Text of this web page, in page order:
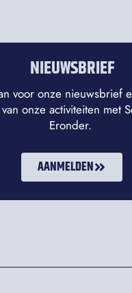
NIEUWSBRIEF
voor onze nieuwsbrief
onze activiteiten met
Eronder.
AANMELDEN